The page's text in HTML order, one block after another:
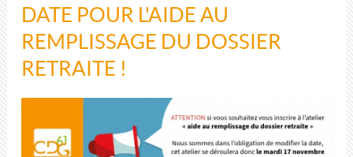
DATE POUR L'AIDE AU
REMPLISSAGE DU DOSSIER
RETRAITE !